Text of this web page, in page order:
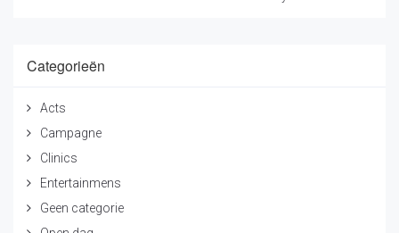
Categorieën
Acts
Campagne
Clinics
Entertainmens
Geen categorie